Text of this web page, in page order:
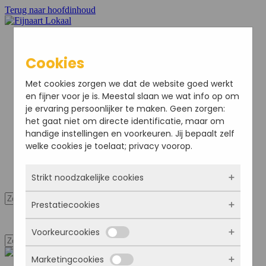
Terug naar hoofdinhoud
Home
Nieuws
Sport
Bedrijven
Agenda
Ondernemersvereniging
Adverteren
Mijn Account
Mijn Account
Cookies
Met cookies zorgen we dat de website goed werkt
en fijner voor je is. Meestal slaan we wat info op om
je ervaring persoonlijker te maken. Geen zorgen:
het gaat niet om directe identificatie, maar om
handige instellingen en voorkeuren. Jij bepaalt zelf
welke cookies je toelaat; privacy voorop.
Strikt noodzakelijke cookies
Deze cookies zorgen ervoor dat de website
überhaupt werkt. Ze zijn dus altijd actief en
kunnen niet worden uitgezet. Meestal worden
ze alleen geplaatst als jij iets doet, zoals
inloggen, een formulier invullen of je
Prestatiecookies
Met deze cookies zien we hoe vaak onze site
bezocht wordt, waar bezoekers vandaan
komen en welke pagina’s populair zijn. Zo
Voorkeurcookies
Deze cookies onthouden jouw voorkeuren.
Marketingcookies